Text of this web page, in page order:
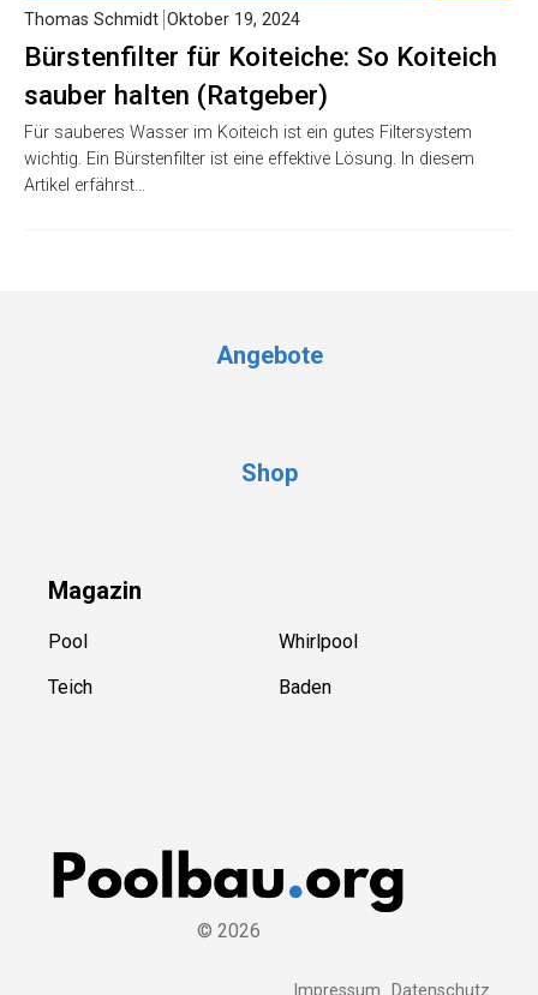
Bürstenfilter für Koiteiche: So Koiteich
sauber halten (Ratgeber)
Thomas Schmidt Oktober 19, 2024
Für sauberes Wasser im Koiteich ist ein gutes Filtersystem
wichtig. Ein Bürstenfilter ist eine effektive Lösung. In diesem
Artikel erfährst…
Angebote
Shop
Magazin
Pool
Teich
Whirlpool
Baden
© 2026
Impressum Datenschutz